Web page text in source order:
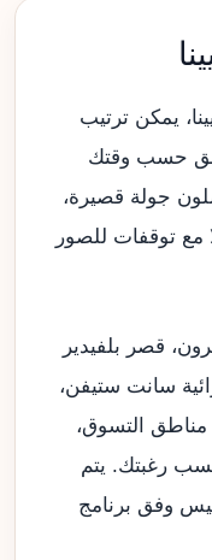
يمكن ترتيب
حسب وقتك
جولة قصيرة،
مع توقفات للصور
قصر بلفيدير
سانت ستيفن،
مناطق التسوق،
رغبتك. يتم
وفق برنامج